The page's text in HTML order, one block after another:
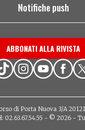
Notifiche push
ABBONATI ALLA RIVISTA
di Porta Nuova 3/A
02.63.67.54.55 - © 2026 -